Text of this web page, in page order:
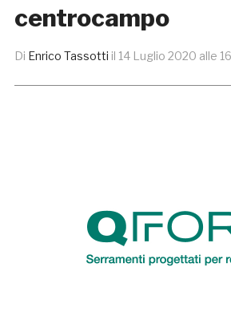
centrocampo
Di Enrico Tassotti il 14 Luglio 2020 alle